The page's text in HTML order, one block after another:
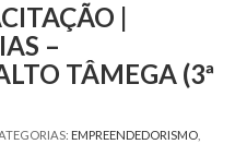
|
–
TÂMEGA (3ª
EMPREENDEDORISMO